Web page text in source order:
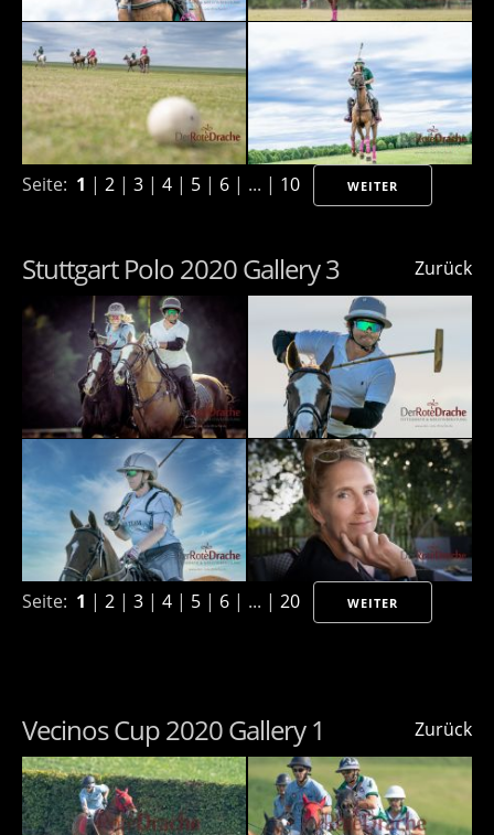
Seite: 1 | 2 | 3 | 4 | 5 | 6 | ... | 10 WEITER
Zurück
Stuttgart Polo 2020 Gallery 3
Seite: 1 | 2 | 3 | 4 | 5 | 6 | ... | 20 WEITER
Zurück
Vecinos Cup 2020 Gallery 1